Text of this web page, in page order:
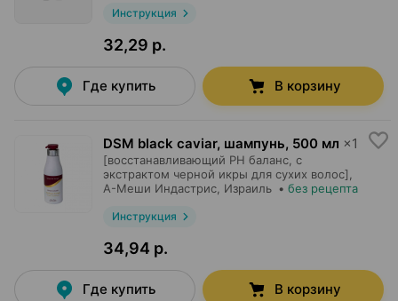
Инструкция
32,29 р.
Где купить В корзину
DSM black caviar, шампунь, 500 мл ×1
[восстанавливающий РН баланс, с
экстрактом черной икры для сухих волос],
А-Меши Индастрис , Израиль • без рецепта
Инструкция
34,94 р.
Где купить В корзину